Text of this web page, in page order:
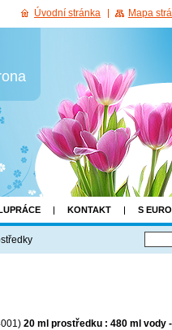
KONTAKT S
20 ml prostředku : 480 ml vody
Úvodní stránka Mapa